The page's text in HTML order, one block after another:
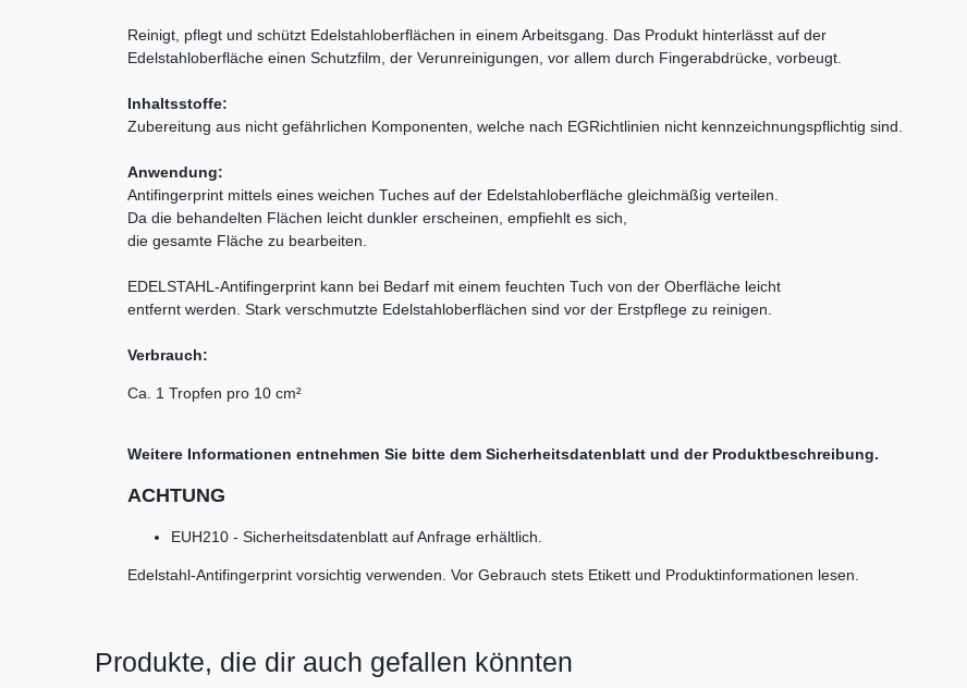
Reinigt, pflegt und schützt Edelstahloberflächen in einem Arbeitsgang. Das Produkt hinterlässt auf der
Edelstahloberfläche einen Schutzfilm, der Verunreinigungen, vor allem durch Fingerabdrücke, vorbeugt.
Inhaltsstoffe:
Zubereitung aus nicht gefährlichen Komponenten, welche nach EGRichtlinien nicht kennzeichnungspflichtig sind.
Anwendung:
Antifingerprint mittels eines weichen Tuches auf der Edelstahloberfläche gleichmäßig verteilen.
Da die behandelten Flächen leicht dunkler erscheinen, empfiehlt es sich,
die gesamte Fläche zu bearbeiten.
EDELSTAHL-Antifingerprint kann bei Bedarf mit einem feuchten Tuch von der Oberfläche leicht
entfernt werden. Stark verschmutzte Edelstahloberflächen sind vor der Erstpflege zu reinigen.
Verbrauch:
Ca. 1 Tropfen pro 10 cm²
Weitere Informationen entnehmen Sie bitte dem Sicherheitsdatenblatt und der Produktbeschreibung.
ACHTUNG
EUH210 - Sicherheitsdatenblatt auf Anfrage erhältlich.
Edelstahl-Antifingerprint vorsichtig verwenden. Vor Gebrauch stets Etikett und Produktinformationen lesen.
Produkte, die dir auch gefallen könnten